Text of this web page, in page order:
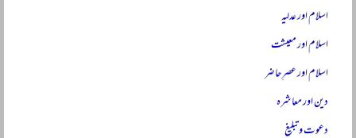
اسلام اور عدلیہ
اسلام اور معیشت
اسلام اور عصرِ حاضر
دین اور معاشرہ
دعوت و تبلیغ